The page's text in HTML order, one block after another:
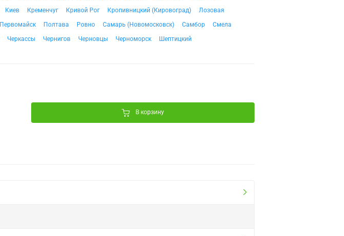
Киев Кременчуг Кривой Рог Кропивницкий (Кировоград)
Лозовая
Первомайск Полтава Ровно Самарь (Новомосковск) Самбор
Смела
Черкассы Чернигов Черновцы Черноморск Шептицкий
В корзину